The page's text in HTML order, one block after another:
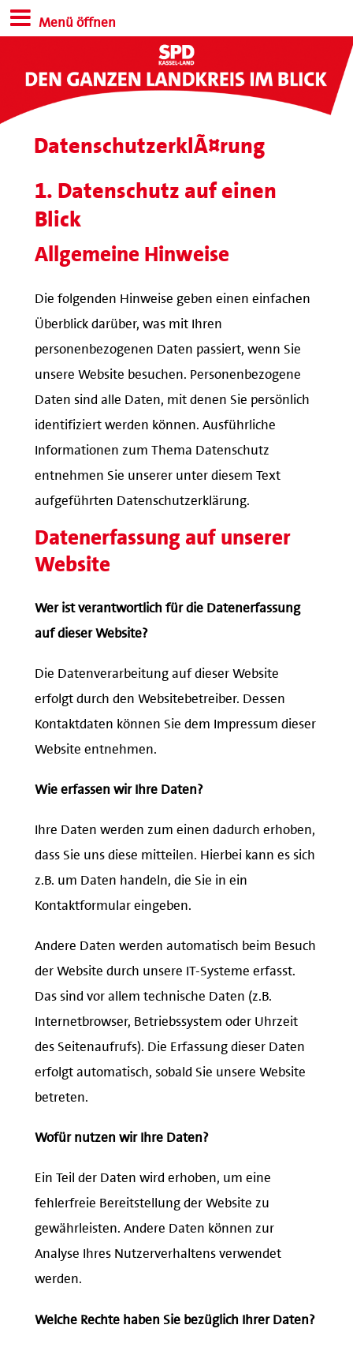
Menü öffnen
DatenschutzerklÃ¤rung
1. Datenschutz auf einen
Blick
Allgemeine Hinweise
Die folgenden Hinweise geben einen einfachen
Überblick darüber, was mit Ihren
personenbezogenen Daten passiert, wenn Sie
unsere Website besuchen. Personenbezogene
Daten sind alle Daten, mit denen Sie persönlich
identifiziert werden können. Ausführliche
Informationen zum Thema Datenschutz
entnehmen Sie unserer unter diesem Text
aufgeführten Datenschutzerklärung.
Datenerfassung auf unserer
Website
Wer ist verantwortlich für die Datenerfassung
auf dieser Website?
Die Datenverarbeitung auf dieser Website
erfolgt durch den Websitebetreiber. Dessen
Kontaktdaten können Sie dem Impressum dieser
Website entnehmen.
Wie erfassen wir Ihre Daten?
Ihre Daten werden zum einen dadurch erhoben,
dass Sie uns diese mitteilen. Hierbei kann es sich
z.B. um Daten handeln, die Sie in ein
Kontaktformular eingeben.
Andere Daten werden automatisch beim Besuch
der Website durch unsere IT-Systeme erfasst.
Das sind vor allem technische Daten (z.B.
Internetbrowser, Betriebssystem oder Uhrzeit
des Seitenaufrufs). Die Erfassung dieser Daten
erfolgt automatisch, sobald Sie unsere Website
betreten.
Wofür nutzen wir Ihre Daten?
Ein Teil der Daten wird erhoben, um eine
fehlerfreie Bereitstellung der Website zu
gewährleisten. Andere Daten können zur
Analyse Ihres Nutzerverhaltens verwendet
werden.
Welche Rechte haben Sie bezüglich Ihrer Daten?